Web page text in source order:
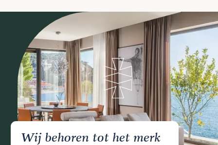
Wij behoren tot het merk